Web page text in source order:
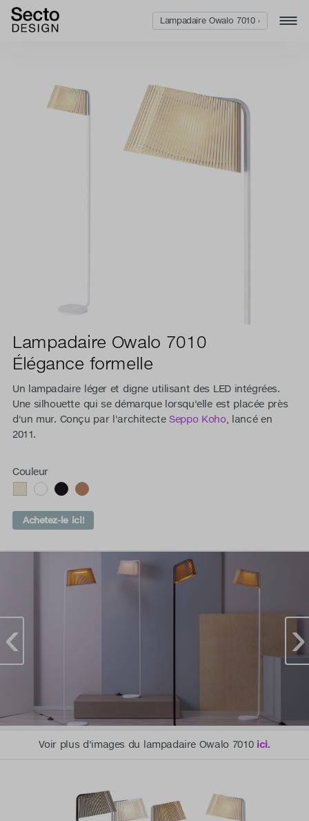
Lampadaire Owalo 7010
Élégance formelle
Un lampadaire léger et digne utilisant des LED intégrées.
Une silhouette qui se démarque lorsqu'elle est placée près
d'un mur. Conçu par l'architecteSeppo Koho, lancé en
2011.
Couleur
Achetez-le ici!
Voir plus d'images du lampadaire Owalo 7010 ici.
Lampadaire Owalo 7010 ›